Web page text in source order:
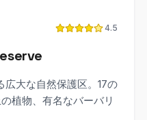
4.5
大な自然保護区。17の
植物、有名なバーバリ